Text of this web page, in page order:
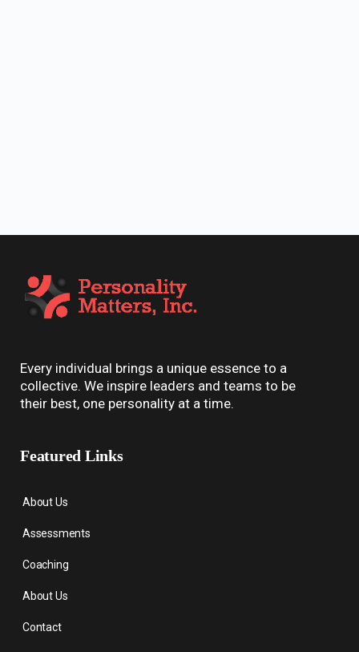
Every individual brings a unique essence to a
collective. We inspire leaders and teams to be
their best, one personality at a time.
Featured Links
About Us
Assessments
Coaching
About Us
Contact